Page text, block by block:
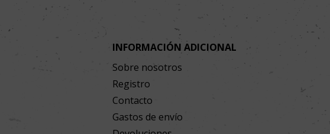
INFORMACIÓN ADICIONAL
Sobre nosotros
Registro
Contacto
Gastos de envío